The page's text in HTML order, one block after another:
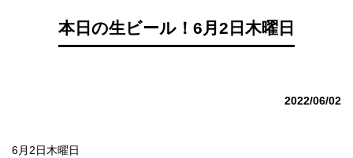
本日の生ビール！6月2日木曜日
2022/06/02
6月2日木曜日